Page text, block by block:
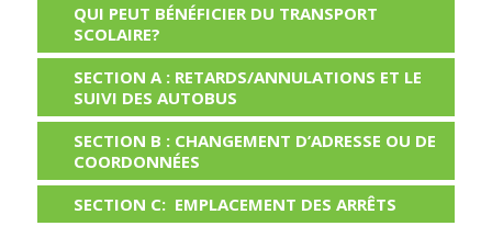
QUI PEUT BÉNÉFICIER DU TRANSPORT
SCOLAIRE?
SECTION A : RETARDS/ANNULATIONS ET LE
SUIVI DES AUTOBUS
SECTION B : CHANGEMENT D’ADRESSE OU DE
COORDONNÉES
SECTION C: EMPLACEMENT DES ARRÊTS